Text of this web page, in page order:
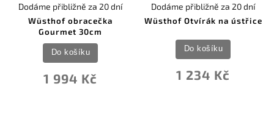
Wüsthof obracečka
Gourmet 30cm
Dodáme přibližně za 20 dní
1 994 Kč
Do košíku
Wüsthof Otvírák na ústřice
Dodáme přibližně za 20 dní
1 234 Kč
Do košíku